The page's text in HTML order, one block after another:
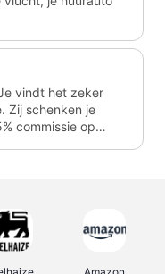
vindt het zeker
Zij schenken je
commissie op